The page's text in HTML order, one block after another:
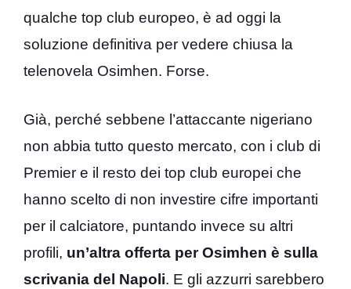
qualche top club europeo, è ad oggi la
soluzione definitiva per vedere chiusa la
telenovela Osimhen. Forse.
Già, perché sebbene l’attaccante nigeriano
non abbia tutto questo mercato, con i club di
Premier e il resto dei top club europei che
hanno scelto di non investire cifre importanti
per il calciatore, puntando invece su altri
profili, un’altra offerta per Osimhen è sulla
scrivania del Napoli. E gli azzurri sarebbero